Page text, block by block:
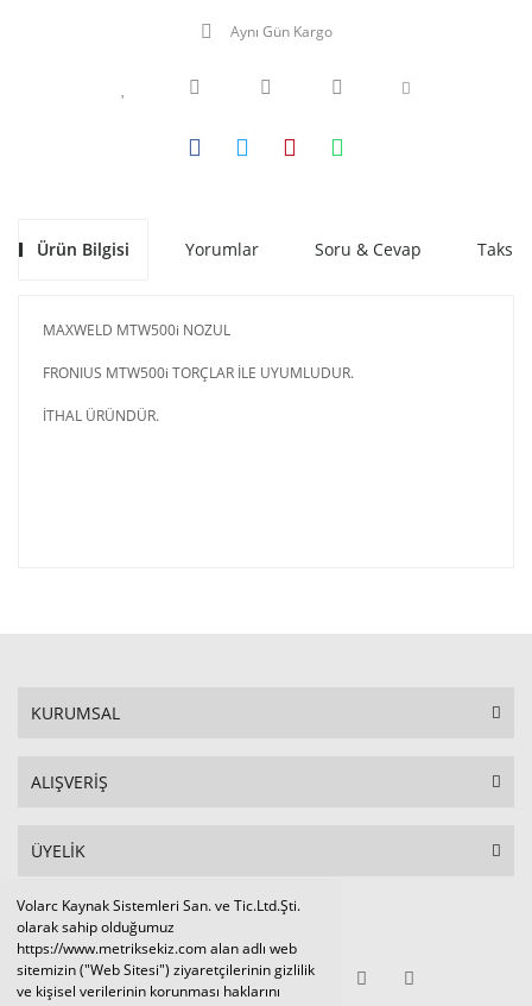
Volarc Kaynak Sistemleri San. ve Tic.Ltd.Şti.
olarak sahip olduğumuz
https://www.metriksekiz.com alan adlı web
sitemizin ("Web Sitesi") ziyaretçilerinin gizlilik
ve kişisel verilerinin korunması haklarını
Aynı Gün Kargo
Ürün Bilgisi Yorumlar Soru & Cevap Taksit
MAXWELD MTW500i NOZUL
FRONIUS MTW500i TORÇLAR İLE UYUMLUDUR.
İTHAL ÜRÜNDÜR.
KURUMSAL
ALIŞVERİŞ
ÜYELİK